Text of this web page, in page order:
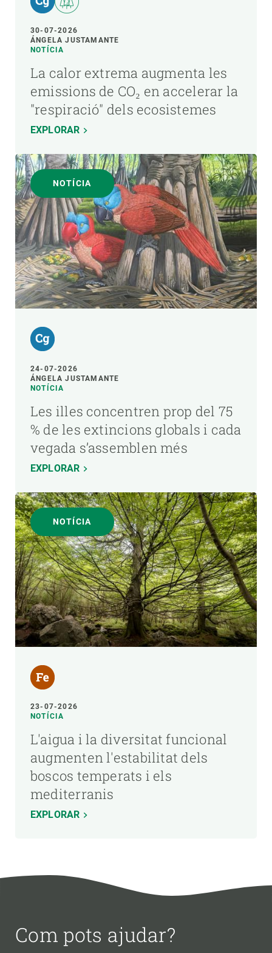
30-07-2026
ÁNGELA JUSTAMANTE
NOTÍCIA
La calor extrema augmenta les
emissions de CO₂ en accelerar la
"respiració" dels ecosistemes
EXPLORAR
NOTÍCIA
24-07-2026
ÁNGELA JUSTAMANTE
NOTÍCIA
Les illes concentren prop del 75
% de les extincions globals i cada
vegada s’assemblen més
EXPLORAR
NOTÍCIA
23-07-2026
NOTÍCIA
L'aigua i la diversitat funcional
augmenten l'estabilitat dels
boscos temperats i els
mediterranis
EXPLORAR
Com pots ajudar?